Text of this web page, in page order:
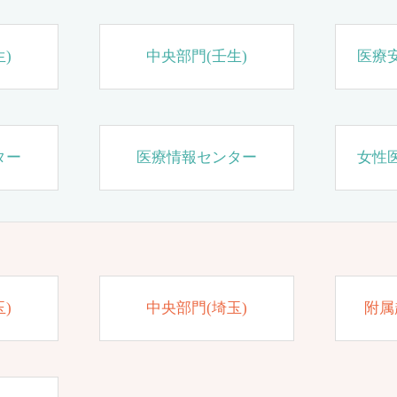
) 中央部門(壬生) 医療
ー 医療情報センター 女性
) 中央部門(埼玉) 附